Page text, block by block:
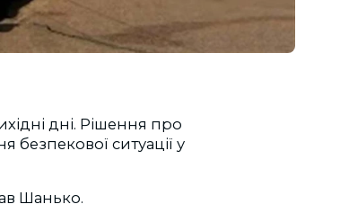
дні. Рішення про
ситуації у
Шанько.